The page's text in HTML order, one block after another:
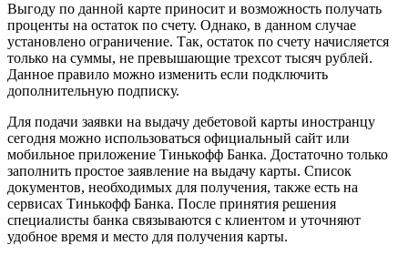
Выгоду по данной карте приносит и возможность получать
проценты на остаток по счету. Однако, в данном случае
установлено ограничение. Так, остаток по счету начисляется
только на суммы, не превышающие трехсот тысяч рублей.
Данное правило можно изменить если подключить
дополнительную подписку.
Для подачи заявки на выдачу дебетовой карты иностранцу
сегодня можно использоваться официальный сайт или
мобильное приложение Тинькофф Банка. Достаточно только
заполнить простое заявление на выдачу карты. Список
документов, необходимых для получения, также есть на
сервисах Тинькофф Банка. После принятия решения
специалисты банка связываются с клиентом и уточняют
удобное время и место для получения карты.